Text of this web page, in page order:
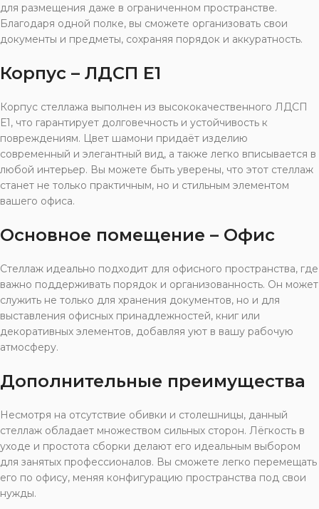
для размещения даже в ограниченном пространстве.
Благодаря одной полке, вы сможете организовать свои
документы и предметы, сохраняя порядок и аккуратность.
Корпус – ЛДСП Е1
Корпус стеллажа выполнен из высококачественного ЛДСП
Е1, что гарантирует долговечность и устойчивость к
повреждениям. Цвет шамони придаёт изделию
современный и элегантный вид, а также легко вписывается в
любой интерьер. Вы можете быть уверены, что этот стеллаж
станет не только практичным, но и стильным элементом
вашего офиса.
Основное помещение – Офис
Стеллаж идеально подходит для офисного пространства, где
важно поддерживать порядок и организованность. Он может
служить не только для хранения документов, но и для
выставления офисных принадлежностей, книг или
декоративных элементов, добавляя уют в вашу рабочую
атмосферу.
Дополнительные преимущества
Несмотря на отсутствие обивки и столешницы, данный
стеллаж обладает множеством сильных сторон. Лёгкость в
уходе и простота сборки делают его идеальным выбором
для занятых профессионалов. Вы сможете легко перемещать
его по офису, меняя конфигурацию пространства под свои
нужды.